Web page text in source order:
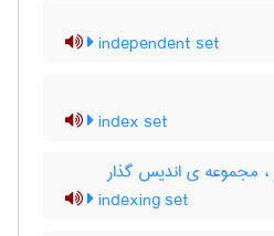
independent set
index set
مجموعه ی اندیس گذار
indexing set